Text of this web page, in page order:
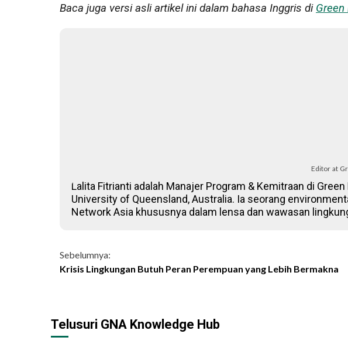
Baca juga versi asli artikel ini dalam bahasa Inggris di
Editor at
Lalita Fitrianti adalah Manajer Program & Kemitraan di
University of Queensland, Australia. Ia seorang
Network Asia khususnya dalam lensa dan wawasan
Continue
Reading
Sebelumnya:
Krisis Lingkungan Butuh Peran Perempuan yang Lebih Bermakna
Telusuri GNA Knowledge Hub